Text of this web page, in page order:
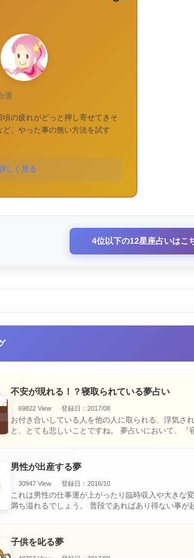
運
の疲れがどっと押し寄せてきそ
ど、やった事の無い方法を試す
しく見る
4位以下の12星座占いはこ
不安が現れる！？寝取られている夢占い
69822 View 登録日：2017/08
お付き合いしている人を他の人に取られる、浮気さ
と、とても悲しいことですね。 夢占いにおいて、『寝取られている』夢は、現
男性が出産する夢
30947 View 登録日：2016/10
これは男性の仕事運が上がったり臨時収入や大きな変化を
満ち溢れるでしょう。 普段であればあり得ない事が起きるのでビックリするで
子供を叱る夢